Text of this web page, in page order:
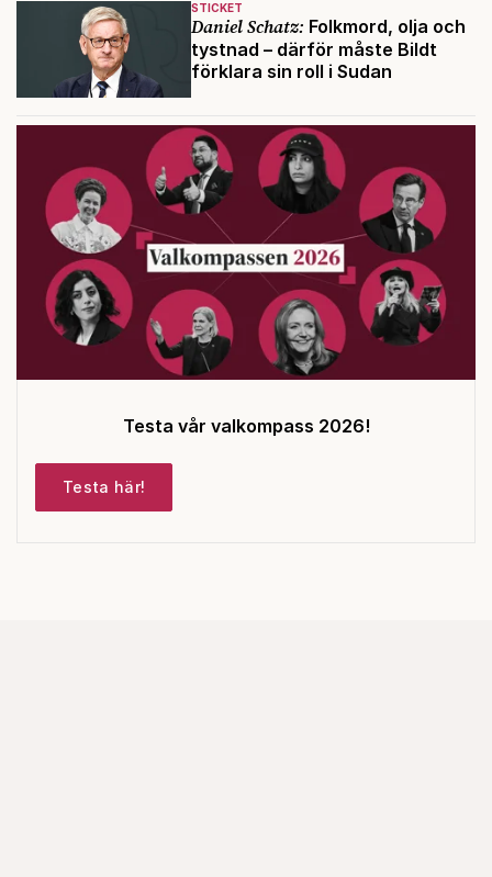
STICKET
Daniel Schatz: Folkmord, olja och
tystnad – därför måste Bildt
förklara sin roll i Sudan
Testa vår valkompass 2026!
Testa här!